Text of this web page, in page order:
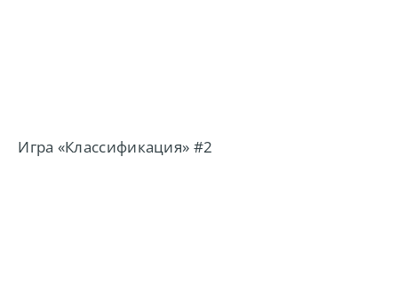
Игра «Классификация» #2